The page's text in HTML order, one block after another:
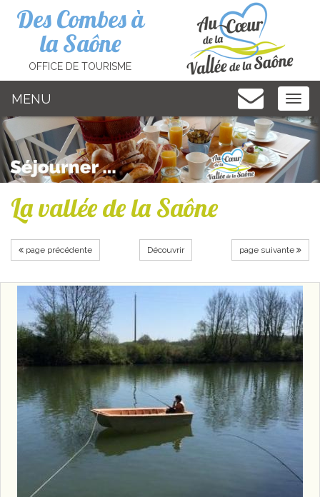
Des Combes à
la Saône
OFFICE DE TOURISME
MENU
La vallée de la Saône
page précédente Découvrir page suivante